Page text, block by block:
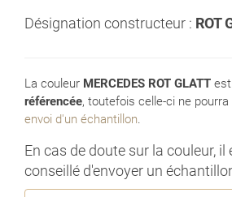
Désignation constructeur : ROT
La couleur MERCEDES ROT GLATT est
référencée, toutefois celle-ci ne
envoi d'un échantillon.
En cas de doute sur la couleur, il
conseillé d'envoyer un